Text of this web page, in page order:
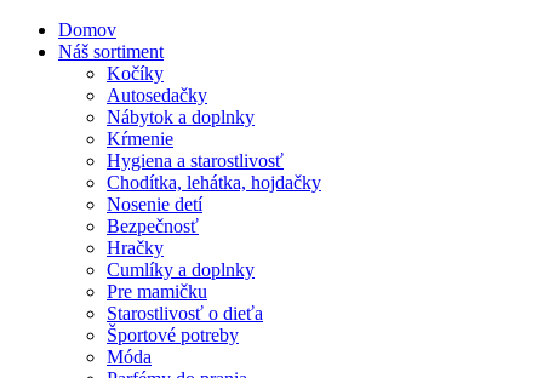
Domov
Náš sortiment
Kočíky
Autosedačky
Nábytok a doplnky
Kŕmenie
Hygiena a starostlivosť
Chodítka, lehátka, hojdačky
Nosenie detí
Bezpečnosť
Hračky
Cumlíky a doplnky
Pre mamičku
Starostlivosť o dieťa
Športové potreby
Móda